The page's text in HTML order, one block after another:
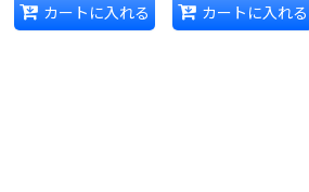
カートに入れる カートに入れる